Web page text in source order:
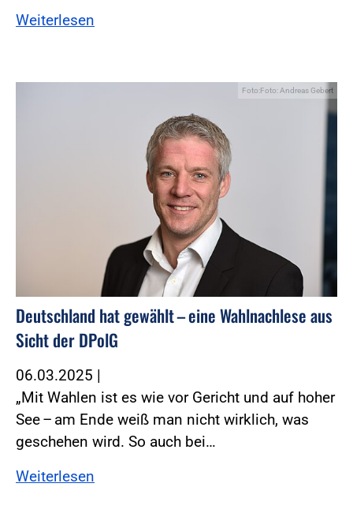
Weiterlesen
Foto:Foto: Andreas Gebert
Deutschland hat gewählt – eine Wahlnachlese aus
Sicht der DPolG
06.03.2025 |
„Mit Wahlen ist es wie vor Gericht und auf hoher
See – am Ende weiß man nicht wirklich, was
geschehen wird. So auch bei…
Weiterlesen